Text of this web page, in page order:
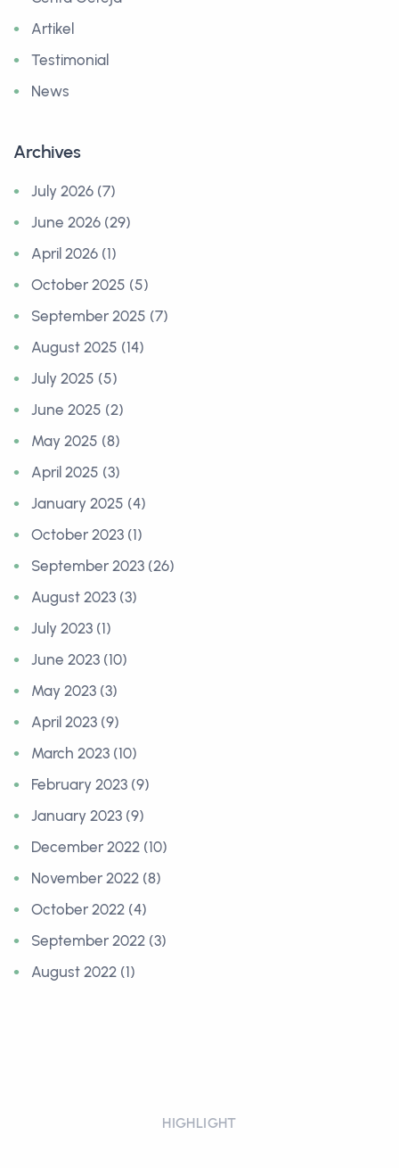
Artikel
Testimonial
News
Archives
July 2026 (7)
June 2026 (29)
April 2026 (1)
October 2025 (5)
September 2025 (7)
August 2025 (14)
July 2025 (5)
June 2025 (2)
May 2025 (8)
April 2025 (3)
January 2025 (4)
October 2023 (1)
September 2023 (26)
August 2023 (3)
July 2023 (1)
June 2023 (10)
May 2023 (3)
April 2023 (9)
March 2023 (10)
February 2023 (9)
January 2023 (9)
December 2022 (10)
November 2022 (8)
October 2022 (4)
September 2022 (3)
August 2022 (1)
HIGHLIGHT